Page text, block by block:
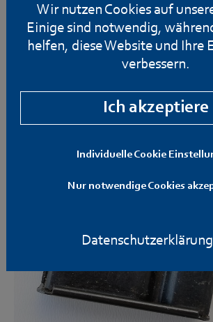
Wir nutzen Cookies auf
Einige sind notwendig,
helfen, diese Website und Ihre
verbessern.
Ich akzeptiere
Individuelle Cookie
Nur notwendige Cookies
Datenschutzerklärung